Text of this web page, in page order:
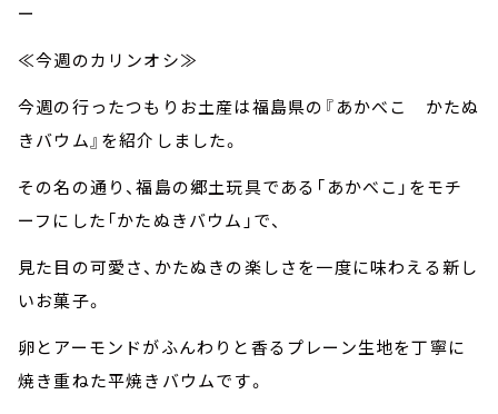
ー
≪今週のカリンオシ≫
今週の行ったつもりお土産は福島県の『あかべこ かたぬ
きバウム』を紹介しました。
その名の通り、福島の郷土玩具である「あかべこ」をモチ
ーフにした「かたぬきバウム」で、
見た目の可愛さ、かたぬきの楽しさを一度に味わえる新し
いお菓子。
卵とアーモンドがふんわりと香るプレーン生地を丁寧に
焼き重ねた平焼きバウムです。